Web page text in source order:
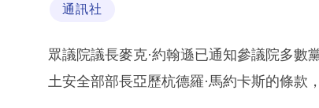
通訊社
眾議院議長麥克·約翰遜已通知參議院多數
土安全部部長亞歷杭德羅·馬約卡斯的條款